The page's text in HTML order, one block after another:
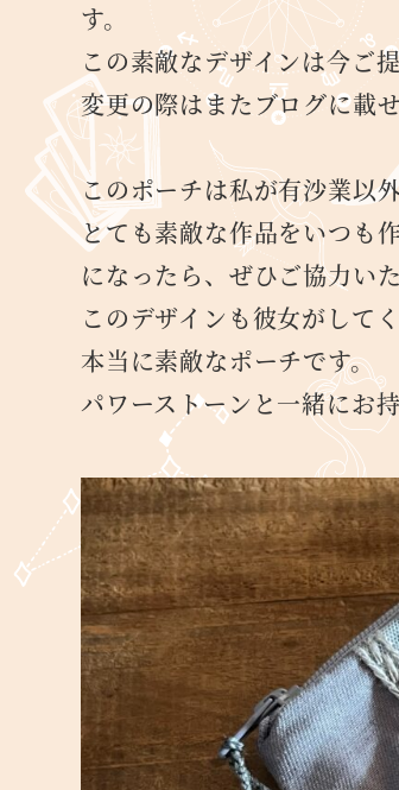
す。
この素敵なデザインは今ご
変更の際はまたブログに載
このポーチは私が有沙業以
とても素敵な作品をいつも
になったら、ぜひご協力い
このデザインも彼女がしてく
本当に素敵なポーチです。
パワーストーンと一緒にお